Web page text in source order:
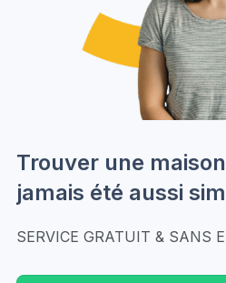
Trouver une
jamais été aussi
SERVICE GRATUIT & SANS